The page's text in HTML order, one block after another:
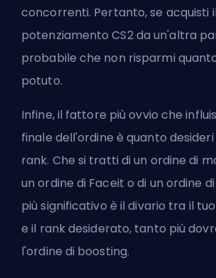
concorrenti. Pertanto, se acquisti il
potenziamento CS2 da un'altra
probabile che non risparmi
potuto.
Infine, il fattore più ovvio che
finale dell'ordine è quanto
rank. Che si tratti di un ordine di
un ordine di Faceit o di un ordine di
più significativo è il divario tra il
e il rank desiderato, tanto più
l'ordine di boosting.